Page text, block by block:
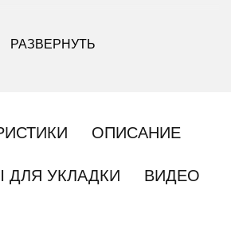
РАЗВЕРНУТЬ
ОПИСАНИЕ
ДЛЯ УКЛАДКИ ВИДЕО